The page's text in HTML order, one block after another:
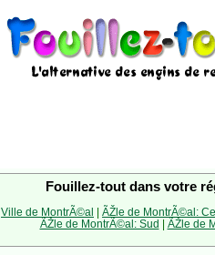
Fouillez-tout dans votre
Ville de MontrÃ©al | ÃŽle de MontrÃ©al:
ÃŽle de MontrÃ©al: Sud | ÃŽle de